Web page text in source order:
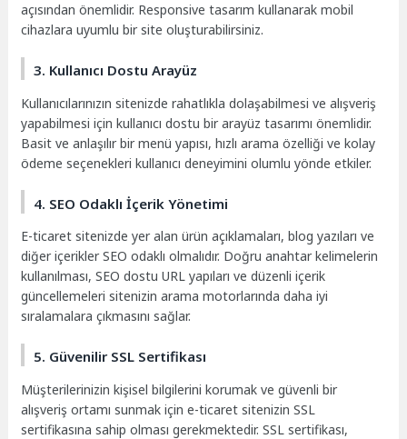
açısından önemlidir. Responsive tasarım kullanarak mobil
cihazlara uyumlu bir site oluşturabilirsiniz.
3. Kullanıcı Dostu Arayüz
Kullanıcılarınızın sitenizde rahatlıkla dolaşabilmesi ve alışveriş
yapabilmesi için kullanıcı dostu bir arayüz tasarımı önemlidir.
Basit ve anlaşılır bir menü yapısı, hızlı arama özelliği ve kolay
ödeme seçenekleri kullanıcı deneyimini olumlu yönde etkiler.
4. SEO Odaklı İçerik Yönetimi
E-ticaret sitenizde yer alan ürün açıklamaları, blog yazıları ve
diğer içerikler SEO odaklı olmalıdır. Doğru anahtar kelimelerin
kullanılması, SEO dostu URL yapıları ve düzenli içerik
güncellemeleri sitenizin arama motorlarında daha iyi
sıralamalara çıkmasını sağlar.
5. Güvenilir SSL Sertifikası
Müşterilerinizin kişisel bilgilerini korumak ve güvenli bir
alışveriş ortamı sunmak için e-ticaret sitenizin SSL
sertifikasına sahip olması gerekmektedir. SSL sertifikası,